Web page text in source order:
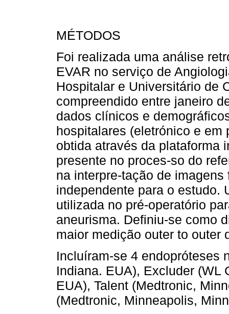
MÉTODOS
Foi realizada uma análise
EVAR no serviço de
Hospitalar e Universitário de
compreendido entre janeiro
dados clínicos e
hospitalares (eletrónico e em
obtida através da plataforma
presente no proces-so do
na interpre-tação de
independente para o estudo.
utilizada no pré-operatório
aneurisma. Definiu-se como
maior medição outer to outer
Incluíram-se 4 endopróteses
Indiana. EUA), Excluder (WL
EUA), Talent (Medtronic,
(Medtronic, Minneapolis,